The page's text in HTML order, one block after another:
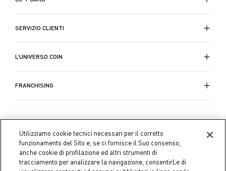
SERVIZIO CLIENTI
L’UNIVERSO COIN
FRANCHISING
Utilizziamo cookie tecnici necessari per il corretto
funzionamento del Sito e, se ci fornisce il Suo consenso,
anche cookie di profilazione ed altri strumenti di
tracciamento per analizzare la navigazione, consentirLe di